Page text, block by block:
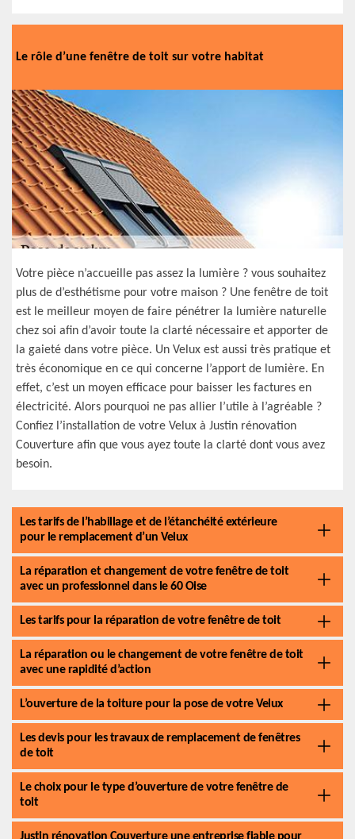
Le rôle d’une fenêtre de toit sur votre habitat
Votre pièce n’accueille pas assez la lumière ? vous souhaitez
plus de d’esthétisme pour votre maison ? Une fenêtre de toit
est le meilleur moyen de faire pénétrer la lumière naturelle
chez soi afin d’avoir toute la clarté nécessaire et apporter de
la gaieté dans votre pièce. Un Velux est aussi très pratique et
très économique en ce qui concerne l’apport de lumière. En
effet, c’est un moyen efficace pour baisser les factures en
électricité. Alors pourquoi ne pas allier l’utile à l’agréable ?
Confiez l’installation de votre Velux à Justin rénovation
Couverture afin que vous ayez toute la clarté dont vous avez
besoin.
Les tarifs de l’habillage et de l’étanchéité extérieure
pour le remplacement d’un Velux
La réparation et changement de votre fenêtre de toit
avec un professionnel dans le 60 Oise
Les tarifs pour la réparation de votre fenêtre de toit
La réparation ou le changement de votre fenêtre de toit
avec une rapidité d’action
L’ouverture de la toiture pour la pose de votre Velux
Les devis pour les travaux de remplacement de fenêtres
de toit
Le choix pour le type d’ouverture de votre fenêtre de
toit